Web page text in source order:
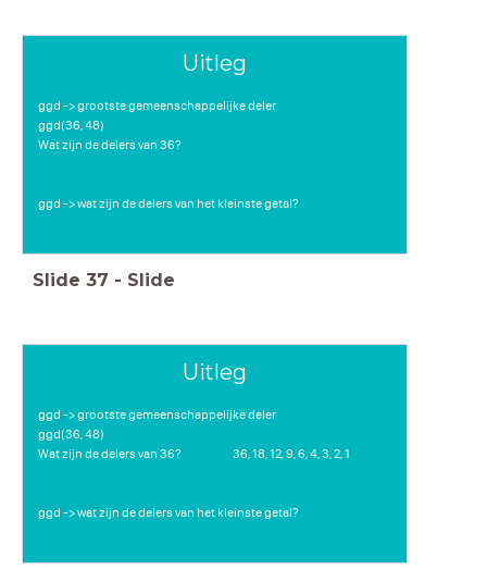
Uitleg
ggd -> grootste gemeenschappelijke deler
ggd(36, 48)
Wat zijn de delers van 36?
ggd -> wat zijn de delers van het kleinste getal?
Slide 37 - Slide
Uitleg
ggd -> grootste gemeenschappelijke deler
ggd(36, 48)
Wat zijn de delers van 36? 36, 18, 12, 9, 6, 4, 3, 2, 1
ggd -> wat zijn de delers van het kleinste getal?